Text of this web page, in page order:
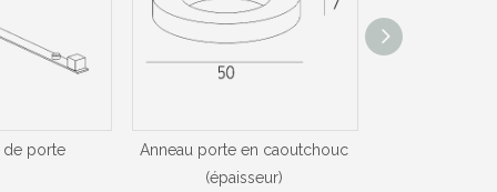
de porte
Anneau porte en caoutchouc
(épaisseur)